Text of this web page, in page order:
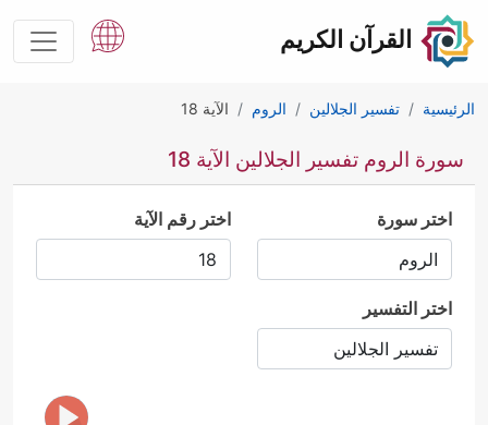
القرآن الكريم
الرئيسية تفسير الجلالين الروم الآية 18
سورة الروم تفسير الجلالين الآية 18
اختر سورة اختر رقم الآية
اختر التفسير